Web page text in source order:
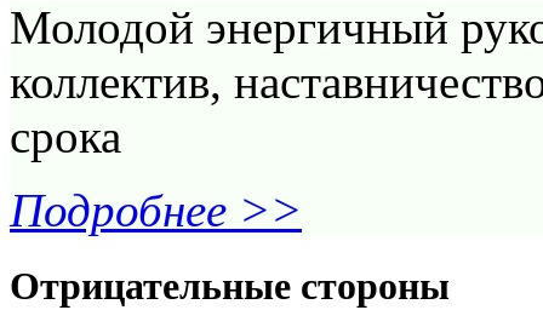
Молодой энергичный
коллектив,
срока
Подробнее >>
Отрицательные стороны